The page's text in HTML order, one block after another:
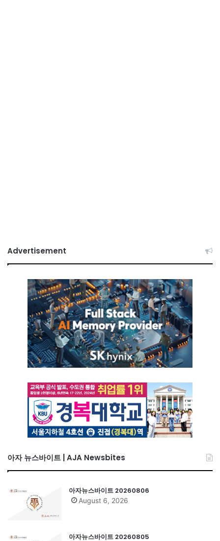
Advertisement
아자 뉴스바이트 | AJA Newsbites
아자뉴스바이트 20260806
August 6, 2026
아자뉴스바이트 20260805